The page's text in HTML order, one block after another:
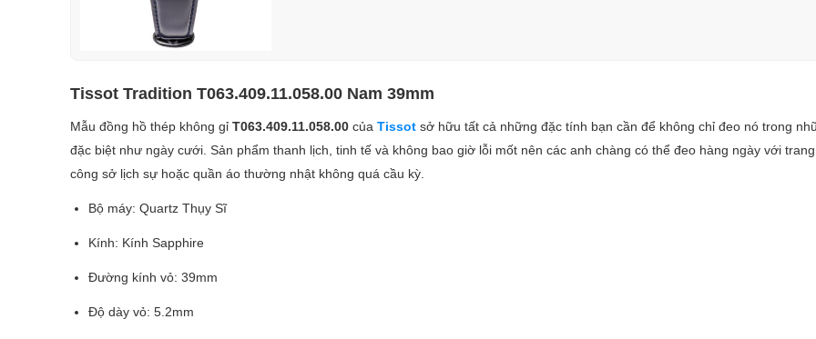
Tissot Tradition T063.409.11.058.00 Nam 39mm
Mẫu đồng hồ thép không gỉ T063.409.11.058.00 của Tissot sở hữu tất cả những đặc tính bạn cần để không chỉ đeo nó trong
đặc biệt như ngày cưới. Sản phẩm thanh lịch, tinh tế và không bao giờ lỗi mốt nên các anh chàng có thể đeo hàng ngày với
công sở lịch sự hoặc quần áo thường nhật không quá cầu kỳ.
Bộ máy: Quartz Thụy Sĩ
Kính: Kính Sapphire
Đường kính vỏ: 39mm
Độ dày vỏ: 5.2mm